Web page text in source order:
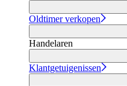
Oldtimer verkopen
Handelaren
Klantgetuigenissen